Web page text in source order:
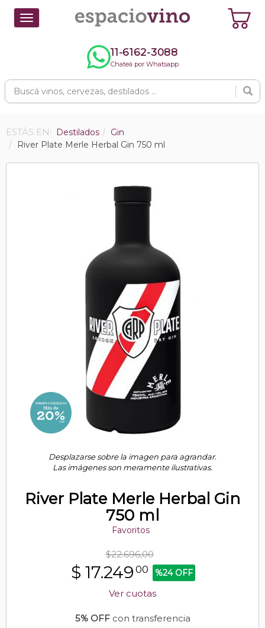
Toggle
navigation
11-6162-3088
Chateá por Whatsapp
ESTÁS EN: Destilados
Gin
River Plate Merle Herbal Gin 750 ml
Desplazarse sobre la imagen para agrandar.
Las imágenes son meramente ilustrativas.
River Plate Merle Herbal Gin
750 ml
Favoritos
$22.696,00
$ 17.249 00 %24 OFF
Ver cuotas
5% OFFcon transferencia